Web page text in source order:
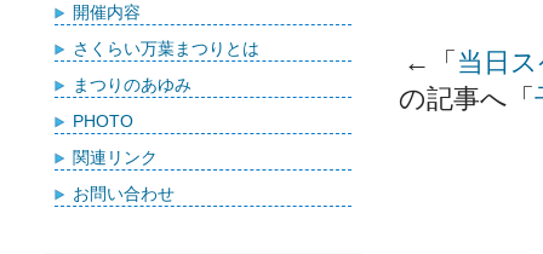
←「 当日
の記事へ「
開催内容
さくらい万葉まつりとは
まつりのあゆみ
PHOTO
関連リンク
お問い合わせ